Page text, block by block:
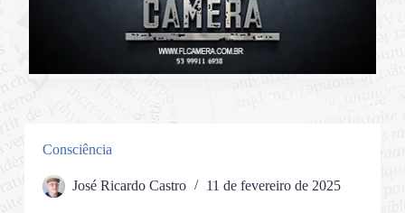
Consciência
José Ricardo Castro 11 de fevereiro de 2025